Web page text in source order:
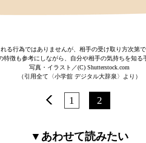
る行為ではありませんが、相手の受け取り方次第
特徴も参考にしながら、自分や相手の気持ちを知る
写真・イラスト／(C) Shutterstock.com
（引用全て〈小学舘 デジタル大辞泉〉より）
1 2
▼あわせて読みたい